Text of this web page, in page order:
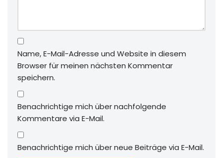
Name, E-Mail-Adresse und Website in diesem
Browser für meinen nächsten Kommentar
speichern.
Benachrichtige mich über nachfolgende
Kommentare via E-Mail.
Benachrichtige mich über neue Beiträge via E-Mail.